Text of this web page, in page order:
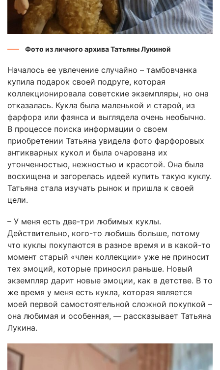
Фото из личного архива Татьяны Лукиной
Началось ее увлечение случайно – тамбовчанка
купила подарок своей подруге, которая
коллекционировала советские экземпляры, но она
отказалась. Кукла была маленькой и старой, из
фарфора или фаянса и выглядела очень необычно.
В процессе поиска информации о своем
приобретении Татьяна увидела фото фарфоровых
антикварных кукол и была очарована их
утонченностью, нежностью и красотой. Она была
восхищена и загорелась идеей купить такую куклу.
Татьяна стала изучать рынок и пришла к своей
цели.
– У меня есть две-три любимых куклы.
Действительно, кого-то любишь больше, потому
что куклы покупаются в разное время и в какой-то
момент старый «член коллекции» уже не приносит
тех эмоций, которые приносил раньше. Новый
экземпляр дарит новые эмоции, как в детстве. В то
же время у меня есть кукла, которая является
моей первой самостоятельной сложной покупкой –
она любимая и особенная, — рассказывает Татьяна
Лукина.